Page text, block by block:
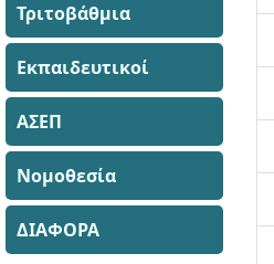
Τριτοβάθμια
Εκπαιδευτικοί
ΑΣΕΠ
Νομοθεσία
ΔΙΑΦΟΡΑ